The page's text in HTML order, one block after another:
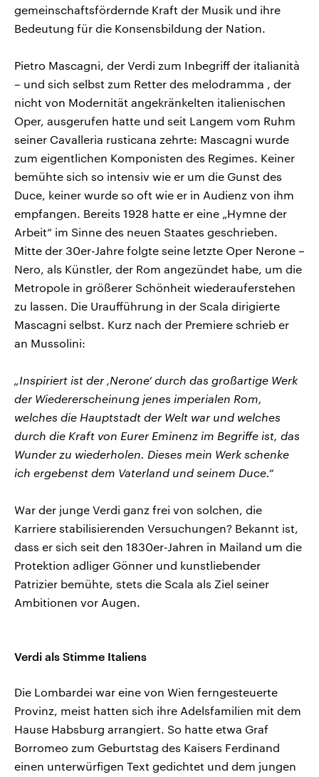
gemeinschaftsfördernde Kraft der Musik und ihre
Bedeutung für die Konsensbildung der Nation.
Pietro Mascagni, der Verdi zum Inbegriff der italianità
– und sich selbst zum Retter des melodramma , der
nicht von Modernität angekränkelten italienischen
Oper, ausgerufen hatte und seit Langem vom Ruhm
seiner Cavalleria rusticana zehrte: Mascagni wurde
zum eigentlichen Komponisten des Regimes. Keiner
bemühte sich so intensiv wie er um die Gunst des
Duce, keiner wurde so oft wie er in Audienz von ihm
empfangen. Bereits 1928 hatte er eine „Hymne der
Arbeit“ im Sinne des neuen Staates geschrieben.
Mitte der 30er-Jahre folgte seine letzte Oper Nerone –
Nero, als Künstler, der Rom angezündet habe, um die
Metropole in größerer Schönheit wiederauferstehen
zu lassen. Die Uraufführung in der Scala dirigierte
Mascagni selbst. Kurz nach der Premiere schrieb er
an Mussolini:
„Inspiriert ist der ‚Nerone‘ durch das großartige Werk
der Wiedererscheinung jenes imperialen Rom,
welches die Hauptstadt der Welt war und welches
durch die Kraft von Eurer Eminenz im Begriffe ist, das
Wunder zu wiederholen. Dieses mein Werk schenke
ich ergebenst dem Vaterland und seinem Duce.“
War der junge Verdi ganz frei von solchen, die
Karriere stabilisierenden Versuchungen? Bekannt ist,
dass er sich seit den 1830er-Jahren in Mailand um die
Protektion adliger Gönner und kunstliebender
Patrizier bemühte, stets die Scala als Ziel seiner
Ambitionen vor Augen.
Verdi als Stimme Italiens
Die Lombardei war eine von Wien ferngesteuerte
Provinz, meist hatten sich ihre Adelsfamilien mit dem
Hause Habsburg arrangiert. So hatte etwa Graf
Borromeo zum Geburtstag des Kaisers Ferdinand
einen unterwürfigen Text gedichtet und dem jungen